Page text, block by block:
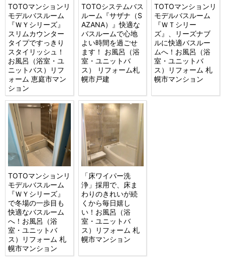
TOTOマンションリ
モデルバスルーム
『ＷＹシリーズ』
スリムカウンター
タイプですっきり
スタイリッシュ！
お風呂（浴室・ユ
ニットバス）リフ
ォーム 恵庭市マン
ション
TOTOシステムバス
ルーム『サザナ（S
AZANA）』快適な
バスルームで心地
よい時間を過ごせ
ます！ お風呂（浴
室・ユニットバ
ス） リフォーム札
幌市戸建
TOTOマンションリ
モデルバスルーム
『ＷＴシリー
ズ』、リーズナブ
ルに快適バスルー
ムへ！お風呂（浴
室・ユニットバ
ス）リフォーム 札
幌市マンション
TOTOマンションリ
モデルバスルーム
『ＷＹシリーズ』
で冬場の一歩目も
快適なバスルーム
へ！お風呂（浴
室・ユニットバ
ス）リフォーム 札
幌市マンション
「床ワイパー洗
浄」採用で、床ま
わりのきれいが続
くから毎日嬉し
い！お風呂（浴
室・ユニットバ
ス）リフォーム 札
幌市マンション